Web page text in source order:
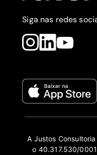
Siga nas redes
A Justos
o 40.317.530/